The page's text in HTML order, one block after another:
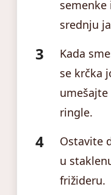
srednju
Kada
se krčka
ringle.
Ostavite
u
frižideru.